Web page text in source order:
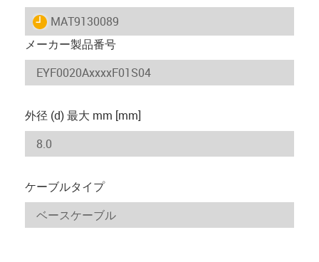
igus-icon-lieferzeit
MAT9130089
メーカー製品番号
外径 (d) 最大 mm [mm]
ケーブルタイプ